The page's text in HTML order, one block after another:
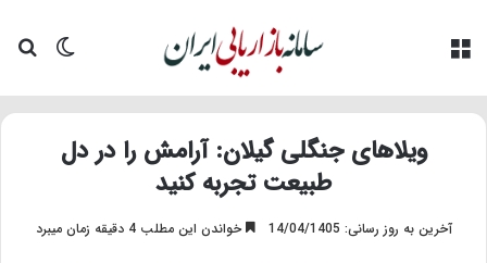
تغییر
ویلاهای جنگلی گیلان: آرامش را در دل
طبیعت تجربه کنید
آخرین به روز رسانی: 14/04/1405 خواندن این مطلب 4 دقیقه زمان میبرد